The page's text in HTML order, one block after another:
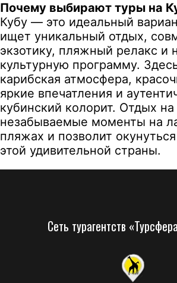
Почему выбирают туры на
Кубу — это идеальный
ищет уникальный отдых,
экзотику, пляжный релакс и
культурную программу.
карибская атмосфера,
яркие впечатления и
кубинский колорит. Отдых
незабываемые моменты на
пляжах и позволит
этой удивительной страны.
Сеть турагентств